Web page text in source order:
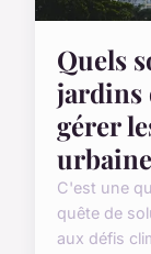
Quels
gérer
C'est une
quête de
aux défis